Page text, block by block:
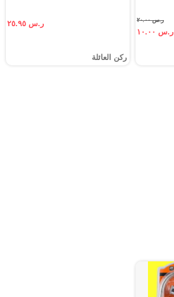
ر.س ٢٠.٠٠
ر.س ١٠.٠٠
ر.س ٢٥.٩٥
ركن العائلة